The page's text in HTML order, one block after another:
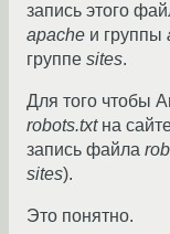
запись этого
apache и группы
группе sites.
Для того чтобы
robots.txtна
запись файла
sites).
Это понятно.